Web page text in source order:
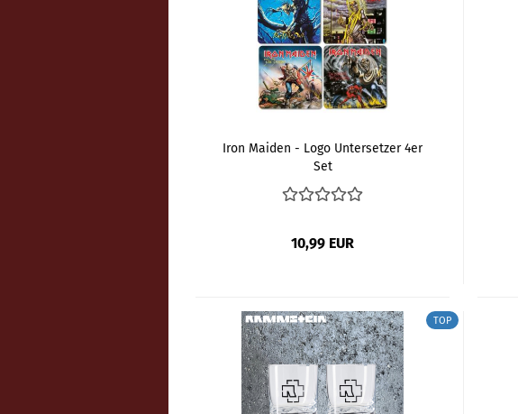
Iron Maiden - Logo Untersetzer 4er
Set
10,99 EUR
TOP